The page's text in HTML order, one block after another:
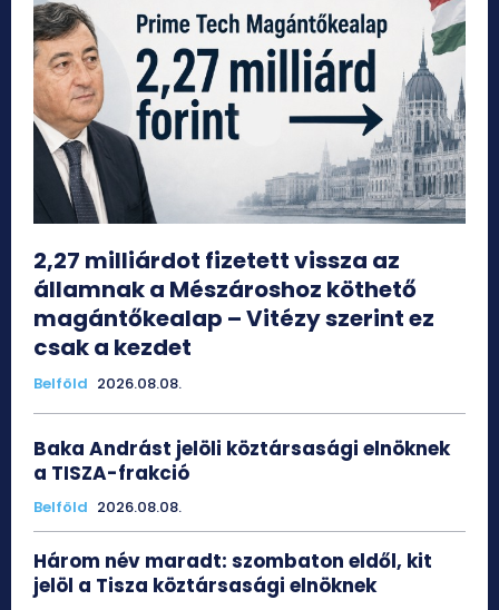
2,27 milliárdot fizetett vissza az
államnak a Mészároshoz köthető
magántőkealap – Vitézy szerint ez
csak a kezdet
Belföld 2026.08.08.
Baka Andrást jelöli köztársasági elnöknek
a TISZA-frakció
Belföld 2026.08.08.
Három név maradt: szombaton eldől, kit
jelöl a Tisza köztársasági elnöknek